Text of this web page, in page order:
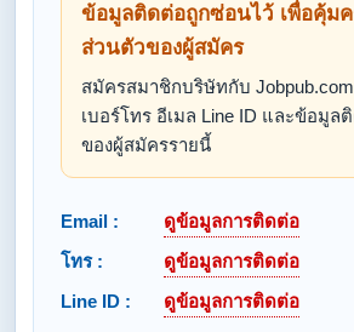
ข้อมูลติดต่อถูกซ่อนไว้ เพื่อคุ้ม
ส่วนตัวของผู้สมัคร
สมัครสมาชิกบริษัทกับ
เบอร์โทร อีเมล Line ID และข้อมูล
ของผู้สมัครรายนี้
Email :
ดูข้อมูลการติดต่อ
โทร :
ดูข้อมูลการติดต่อ
Line ID :
ดูข้อมูลการติดต่อ